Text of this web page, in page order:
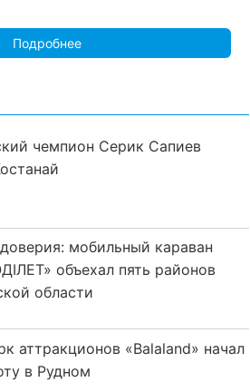
Подробнее
чемпион Серик Сапиев
мобильный караван
объехал пять районов
области
аттракционов «Balaland» начал
в Рудном